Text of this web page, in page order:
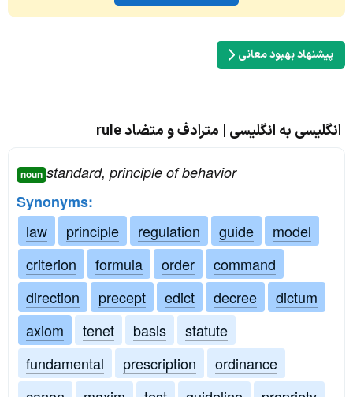
پیشنهاد بهبود معانی
انگلیسی به انگلیسی | مترادف و متضاد rule
noun standard, principle of behavior
Synonyms:
law
principle regulation guide
model
criterion
formula order
command
direction
precept edict decree
dictum
axiom
tenet basis
statute
fundamental
prescription
ordinance